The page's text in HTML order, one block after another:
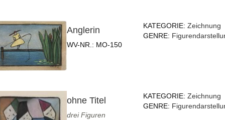
Anglerin
WV-NR.: MO-150
KATEGORIE:Zeichnung
GENRE:
ohne Titel
drei Figuren
KATEGORIE:Zeichnung
GENRE: